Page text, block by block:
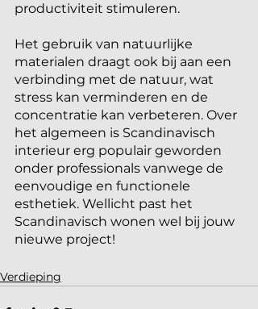
productiviteit stimuleren.
Het gebruik van natuurlijke
materialen draagt ook bij aan een
verbinding met de natuur, wat
stress kan verminderen en de
concentratie kan verbeteren. Over
het algemeen is Scandinavisch
interieur erg populair geworden
onder professionals vanwege de
eenvoudige en functionele
esthetiek. Wellicht past het
Scandinavisch wonen wel bij jouw
nieuwe project!
Verdieping